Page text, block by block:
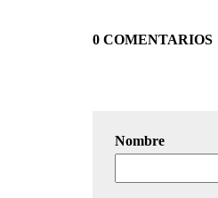
0 COMENTARIOS
Nombre